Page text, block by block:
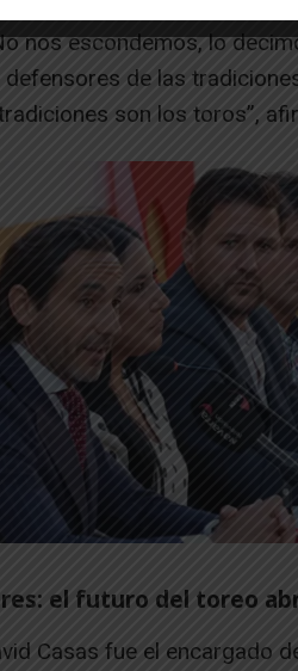
del equipo de gobierno
nos escondemos, lo
de las
son los toros”,
el futuro del toreo
Casas fue el encargado